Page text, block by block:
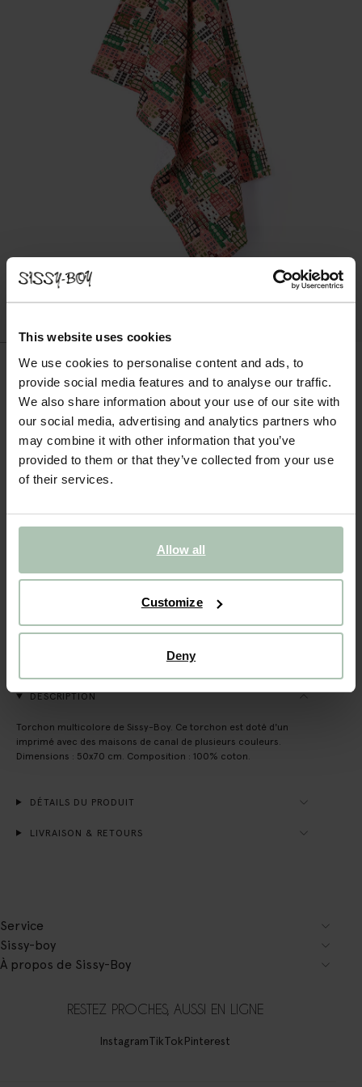
This website uses cookies
We use cookies to personalise content and ads, to
provide social media features and to analyse our traffic.
We also share information about your use of our site with
our social media, advertising and analytics partners who
may combine it with other information that you’ve
provided to them or that they’ve collected from your use
of their services.
Allow all
Customize
Deny
Torchon avec maisons de canal - multicolore
6.99
Taille sélectionnée: Onesize
Sous 30 minutes par e-mail
DESCRIPTION
Torchon multicolore de Sissy-Boy. Ce torchon est doté d'un
imprimé avec des maisons de canal de plusieurs couleurs.
Dimensions : 50x70 cm. Composition : 100% coton.
DÉTAILS DU PRODUIT
LIVRAISON & RETOURS
Service
Sissy-boy
À propos de Sissy-Boy
RESTEZ PROCHES, AUSSI EN LIGNE
InstagramTikTokPinterest